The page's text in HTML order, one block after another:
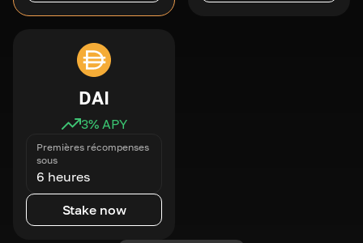
DAI
3% APY
Premières récompenses
sous
6 heures
Stake now